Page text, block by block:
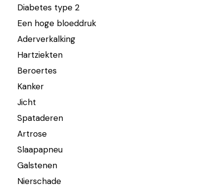
Diabetes type 2
Een hoge bloeddruk
Aderverkalking
Hartziekten
Beroertes
Kanker
Jicht
Spataderen
Artrose
Slaapapneu
Galstenen
Nierschade